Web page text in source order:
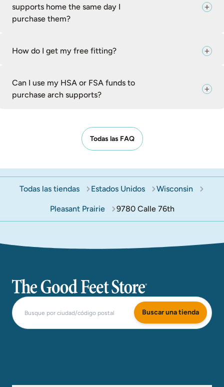
supports home the same day I
purchase them?
How do I get my free fitting?
Can I use my HSA or FSA funds to
purchase arch supports?
Todas las FAQ
Todas las tiendas Estados Unidos Wisconsin
Pleasant Prairie 9780 Calle 76th
The Good Feet Store
Buscar una tienda